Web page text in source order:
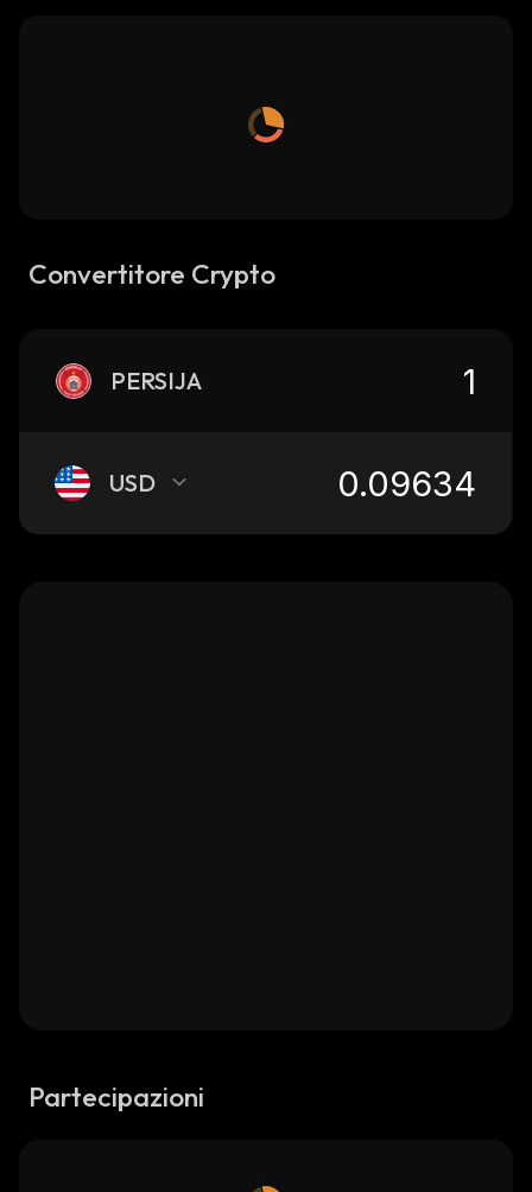
Convertitore Crypto
PERSIJA
USD
Partecipazioni